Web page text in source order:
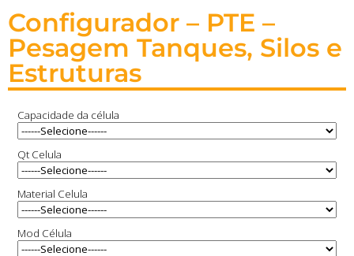
Configurador – PTE –
Pesagem Tanques, Silos e
Estruturas